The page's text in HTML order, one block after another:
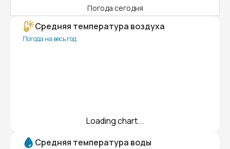
Погода сегодня
Средняя температура воздуха
Погода на весь год
Loading chart...
Средняя температура воды